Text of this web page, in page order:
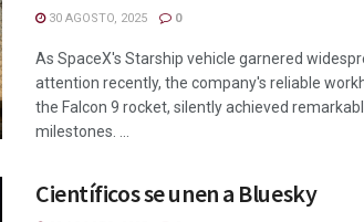
30 AGOSTO, 2025 0
As SpaceX's Starship vehicle garnered
attention recently, the company's reliable
the Falcon 9 rocket, silently achieved
milestones. ...
Científicos se unen a Bluesky